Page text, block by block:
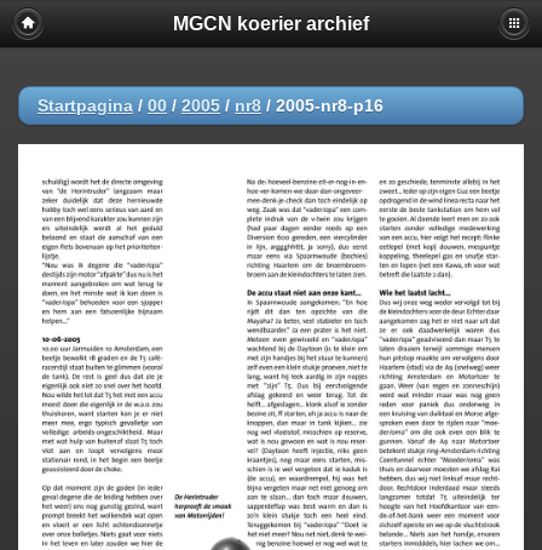
MGCN koerier archief
Startpagina / 00 / 2005 / nr8 / 2005-nr8-p16